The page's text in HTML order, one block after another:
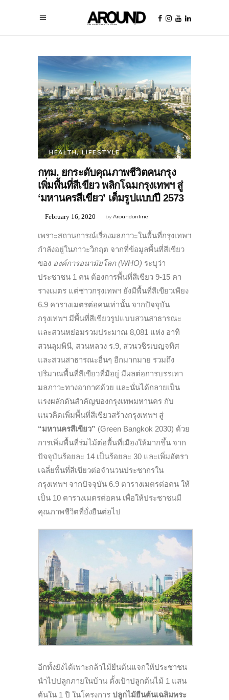
HEALTH,LIFESTYLE
กทม. ยกระดับคุณภาพชีวิตคนกรุง
เพิ่มพื้นที่สีเขียว พลิกโฉมกรุงเทพฯ สู่
‘มหานครสีเขียว’ เต็มรูปแบบปี 2573
byAroundonline
February 16, 2020
เพราะสถานการณ์เรื่องมลภาวะในพื้นที่กรุงเทพฯ
กำลังอยู่ในภาวะวิกฤต จากที่ข้อมูลพื้นที่สีเขียว
ของ องค์การอนามัยโลก (WHO) ระบุว่า
ประชาชน 1 คน ต้องการพื้นที่สีเขียว 9-15 คา
รางเมตร แต่ชาวกรุงเทพฯ ยังมีพื้นที่สีเขียวเพียง
6.9 คารางเมตรต่อคนเท่านั้น จากปัจจุบัน
กรุงเทพฯ มีพื้นที่สีเขียวรูปแบบสวนสาธารณะ
และสวนหย่อมรวมประมาณ 8,081 แห่ง อาทิ
สวนลุมพินี, สวนหลวง ร.9, สวนวชิรเบญจทิศ
และสวนสาธารณะอื่นๆ อีกมากมาย รวมถึง
ปริมาณพื้นที่สีเขียวที่มีอยู่ มีผลต่อการบรรเทา
มลภาวะทางอากาศด้วย และนั่นได้กลายเป็น
แรงผลักดันสำคัญของกรุงเทพมหานคร กับ
แนวคิดเพิ่มพื้นที่สีเขียวสร้างกรุงเทพฯ สู่
“มหานครสีเขียว” (Green Bangkok 2030) ด้วย
การเพิ่มพื้นที่ร่มไม้ต่อพื้นที่เมืองให้มากขึ้น จาก
ปัจจุบันร้อยละ 14 เป็นร้อยละ 30 และเพิ่มอัตรา
เฉลี่ยพื้นที่สีเขียวต่อจำนวนประชากรใน
กรุงเทพฯ จากปัจจุบัน 6.9 ตารางเมตรต่อคน ให้
เป็น 10 ตารางเมตรต่อคน เพื่อให้ประชาชนมี
คุณภาพชีวิตที่ยั่งยืนต่อไป
อีกทั้งยังได้เพาะกล้าไม้ยืนต้นแจกให้ประชาชน
นำไปปลูกภายในบ้าน ตั้งเป้าปลูกต้นไม้ 1 แสน
ต้นใน 1 ปี ในโครงการ ปลูกไม้ยืนต้นเฉลิมพระ